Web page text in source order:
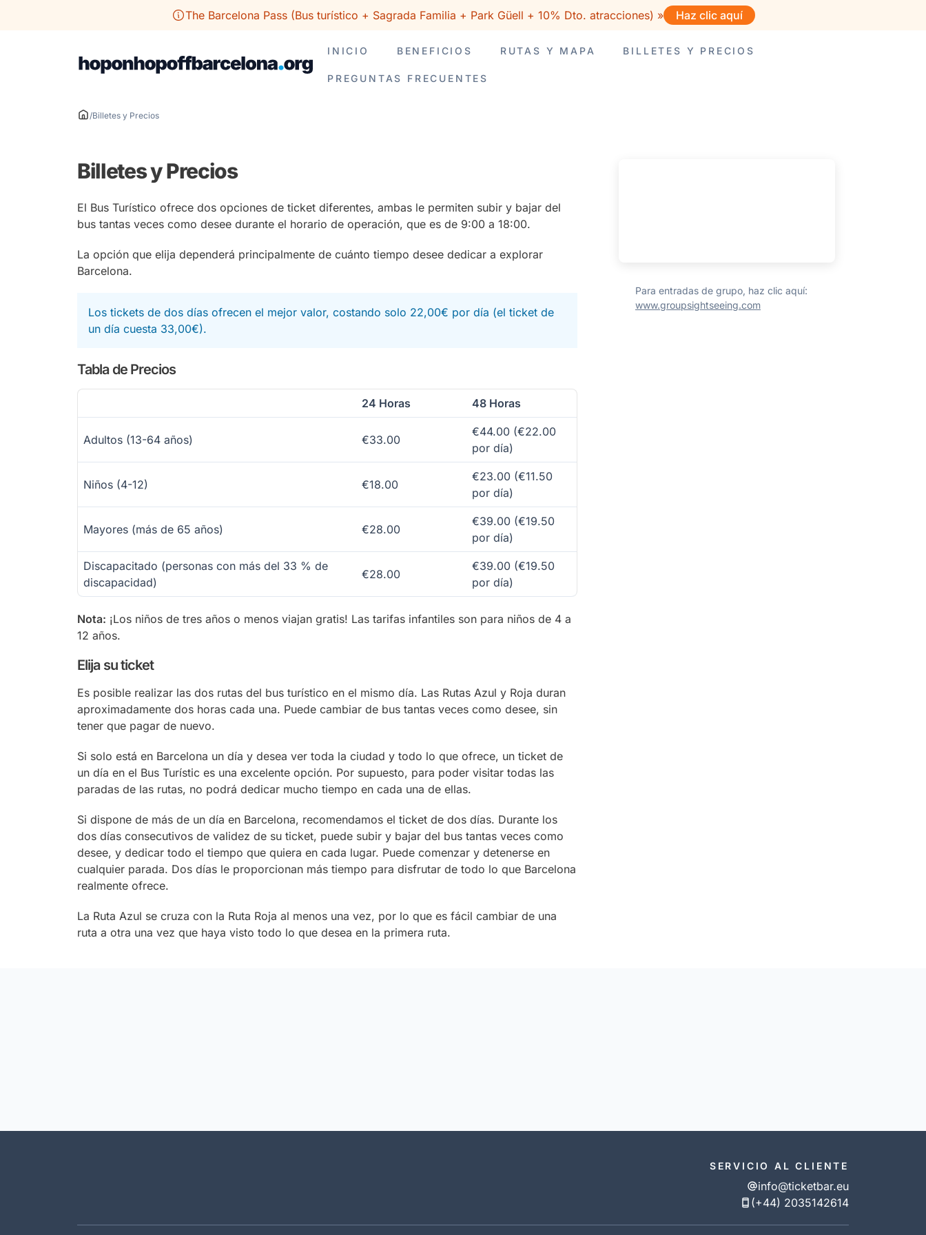
The Barcelona Pass (Bus turístico + Sagrada Familia + Park Güell + 10% Dto. atracciones) » Haz clic aquí
INICIO BENEFICIOS RUTAS Y MAPA BILLETES Y PRECIOS
PREGUNTAS FRECUENTES
/Billetes y Precios
Billetes y Precios
El Bus Turístico ofrece dos opciones de ticket diferentes, ambas le permiten subir y bajar del
bus tantas veces como desee durante el horario de operación, que es de 9:00 a 18:00.
La opción que elija dependerá principalmente de cuánto tiempo desee dedicar a explorar
Barcelona.
Los tickets de dos días ofrecen el mejor valor, costando solo 22,00€ por día (el ticket de
un día cuesta 33,00€).
Tabla de Precios
24 Horas 48 Horas
Adultos (13-64 años) €33.00
€44.00 (€22.00
por día)
Niños (4-12) €18.00
€23.00 (€11.50
por día)
Mayores (más de 65 años) €28.00
€39.00 (€19.50
por día)
Discapacitado (personas con más del 33 % de
discapacidad)
€28.00
€39.00 (€19.50
por día)
Nota: ¡Los niños de tres años o menos viajan gratis! Las tarifas infantiles son para niños de 4 a
12 años.
Elija su ticket
Es posible realizar las dos rutas del bus turístico en el mismo día. Las Rutas Azul y Roja duran
aproximadamente dos horas cada una. Puede cambiar de bus tantas veces como desee, sin
tener que pagar de nuevo.
Si solo está en Barcelona un día y desea ver toda la ciudad y todo lo que ofrece, un ticket de
un día en el Bus Turístic es una excelente opción. Por supuesto, para poder visitar todas las
paradas de las rutas, no podrá dedicar mucho tiempo en cada una de ellas.
Si dispone de más de un día en Barcelona, recomendamos el ticket de dos días. Durante los
dos días consecutivos de validez de su ticket, puede subir y bajar del bus tantas veces como
desee, y dedicar todo el tiempo que quiera en cada lugar. Puede comenzar y detenerse en
cualquier parada. Dos días le proporcionan más tiempo para disfrutar de todo lo que Barcelona
realmente ofrece.
La Ruta Azul se cruza con la Ruta Roja al menos una vez, por lo que es fácil cambiar de una
ruta a otra una vez que haya visto todo lo que desea en la primera ruta.
Para entradas de grupo, haz clic aquí:
www.groupsightseeing.com
SERVICIO AL CLIENTE
info@ticketbar.eu
(+44) 2035142614